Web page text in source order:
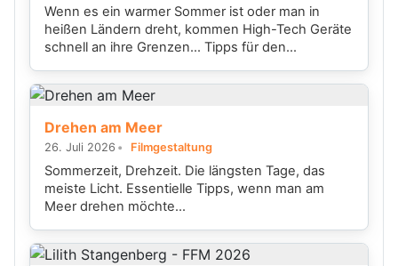
Wenn es ein warmer Sommer ist oder man in
heißen Ländern dreht, kommen High-Tech Geräte
schnell an ihre Grenzen... Tipps für den...
Drehen am Meer
26. Juli 2026 Filmgestaltung
Sommerzeit, Drehzeit. Die längsten Tage, das
meiste Licht. Essentielle Tipps, wenn man am
Meer drehen möchte...